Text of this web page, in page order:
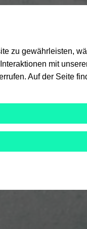
zu gewährleisten,
mit
Auf der Seite